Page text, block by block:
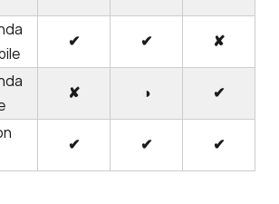
✔ ✔
✘
✘ ◑
✔
✔ ✔ ✔